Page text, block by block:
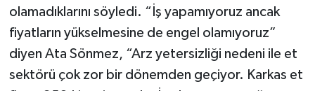
olamadıklarını söyledi. “İş yapamıyoruz ancak
fiyatların yükselmesine de engel olamıyoruz”
diyen Ata Sönmez, “Arz yetersizliği nedeni ile et
sektörü çok zor bir dönemden geçiyor. Karkas et